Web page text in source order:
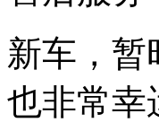
新车
也非常幸